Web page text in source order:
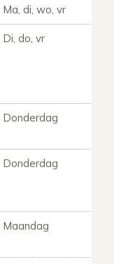
Ma, di, wo, vr
Di, do, vr
Donderdag
Donderdag
Maandag